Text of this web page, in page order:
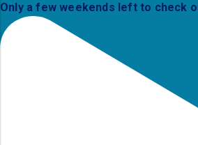
Only a few weekends left to check